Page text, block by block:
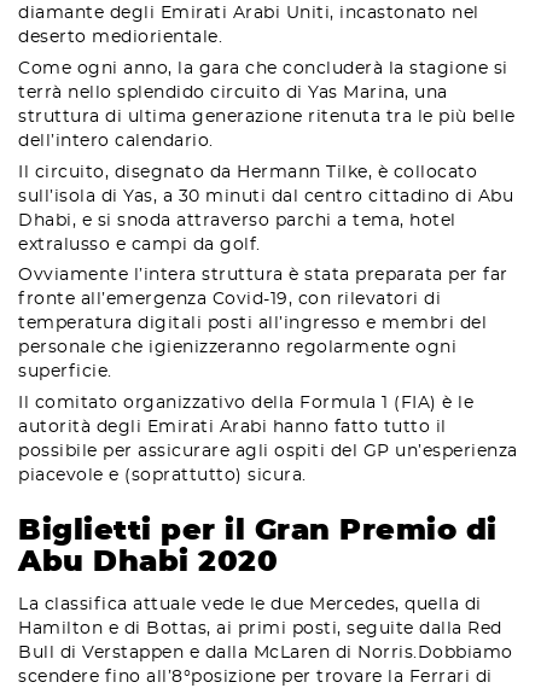
diamante degli Emirati Arabi Uniti, incastonato nel
deserto mediorientale.
Come ogni anno, la gara che concluderà la stagione si
terrà nello splendido circuito di Yas Marina, una
struttura di ultima generazione ritenuta tra le più belle
dell’intero calendario.
Il circuito, disegnato da Hermann Tilke, è collocato
sull’isola di Yas, a 30 minuti dal centro cittadino di Abu
Dhabi, e si snoda attraverso parchi a tema, hotel
extralusso e campi da golf.
Ovviamente l’intera struttura è stata preparata per far
fronte all’emergenza Covid-19, con rilevatori di
temperatura digitali posti all’ingresso e membri del
personale che igienizzeranno regolarmente ogni
superficie.
Il comitato organizzativo della Formula 1 (FIA) è le
autorità degli Emirati Arabi hanno fatto tutto il
possibile per assicurare agli ospiti del GP un’esperienza
piacevole e (soprattutto) sicura.
Biglietti per il Gran Premio di
Abu Dhabi 2020
La classifica attuale vede le due Mercedes, quella di
Hamilton e di Bottas, ai primi posti, seguite dalla Red
Bull di Verstappen e dalla McLaren di Norris.Dobbiamo
scendere fino all’8°posizione per trovare la Ferrari di